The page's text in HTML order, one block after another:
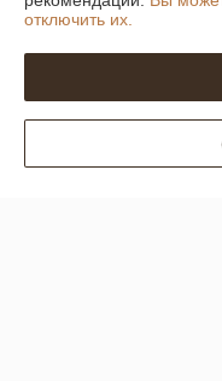
Доставка и оплата
Полная версия сайта
отключить их.